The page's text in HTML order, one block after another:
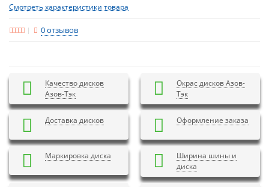
Смотреть характеристики товара
0 отзывов
Качество дисков
Азов-Тэк
Окрас дисков Азов-
Тэк
Доставка дисков Оформление заказа
Маркировка диска
Ширина шины и
диска